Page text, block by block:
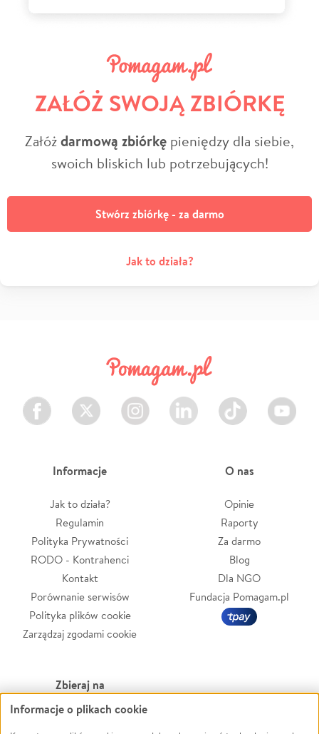
ZAŁÓŻ SWOJĄ ZBIÓRKĘ
Załóżdarmową zbiórkę pieniędzy dla siebie,
swoich bliskich lub potrzebujących!
Stwórz zbiórkę - za darmo
Jak to działa?
Facebook Twitter Instagram LinkedIn TikTok Youtube
Informacje
Jak to działa?
Regulamin
Polityka Prywatności
RODO - Kontrahenci
Kontakt
Porównanie serwisów
Polityka plików cookie
Zarządzaj zgodami cookie
O nas
Opinie
Raporty
Za darmo
Blog
Dla NGO
Fundacja Pomagam.pl
Zbieraj na
Leczenie
Informacje o plikach cookie